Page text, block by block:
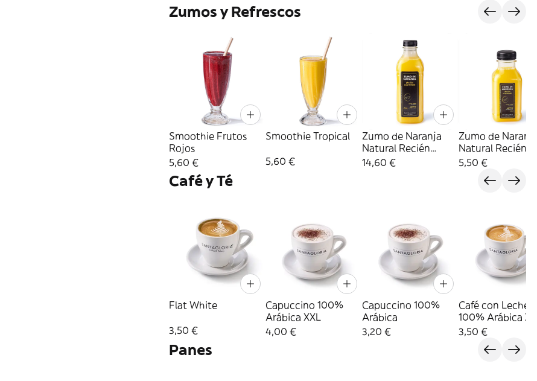
Zumos y Refrescos
Smoothie Frutos
Rojos
5,60 €
Smoothie Tropical
5,60 €
Zumo de Naranja
Natural Recién
Exprimido 1 L
14,60 €
Zumo de Naranja
Natural Recién
Exprimido 330 ml
5,50 €
Café y Té
Flat White
3,50 €
Capuccino 100%
Arábica XXL
4,00 €
Capuccino 100%
Arábica
3,20 €
Café con Leche
100% Arábica XXL
3,50 €
Panes